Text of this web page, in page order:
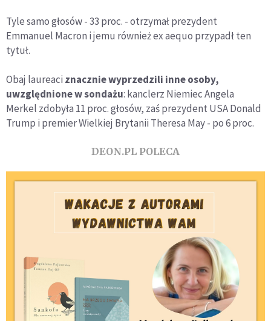
Tyle samo głosów - 33 proc. - otrzymał prezydent
Emmanuel Macron i jemu również ex aequo przypadł ten
tytuł.
Obaj laureaci znacznie wyprzedzili inne osoby,
uwzględnione w sondażu: kanclerz Niemiec Angela
Merkel zdobyła 11 proc. głosów, zaś prezydent USA Donald
Trump i premier Wielkiej Brytanii Theresa May - po 6 proc.
DEON.PL POLECA